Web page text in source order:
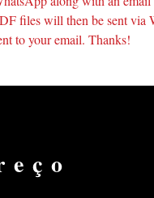
files will then be sent via
to your email. Thanks!